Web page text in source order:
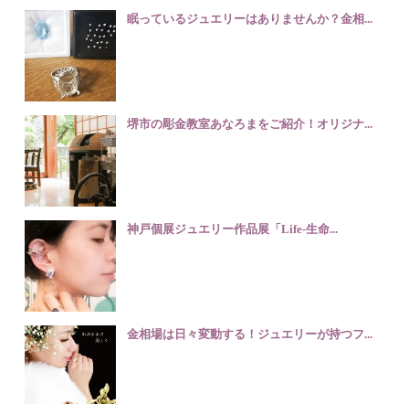
眠っているジュエリーはありませんか？金相...
堺市の彫金教室あなろまをご紹介！オリジナ...
神戸個展ジュエリー作品展「Life-生命...
金相場は日々変動する！ジュエリーが持つフ...